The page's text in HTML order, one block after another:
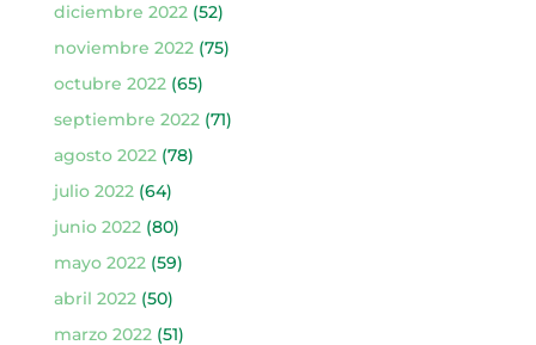
diciembre 2022(52)
noviembre 2022(75)
octubre 2022(65)
septiembre 2022(71)
agosto 2022(78)
julio 2022(64)
junio 2022(80)
mayo 2022(59)
abril 2022(50)
marzo 2022(51)